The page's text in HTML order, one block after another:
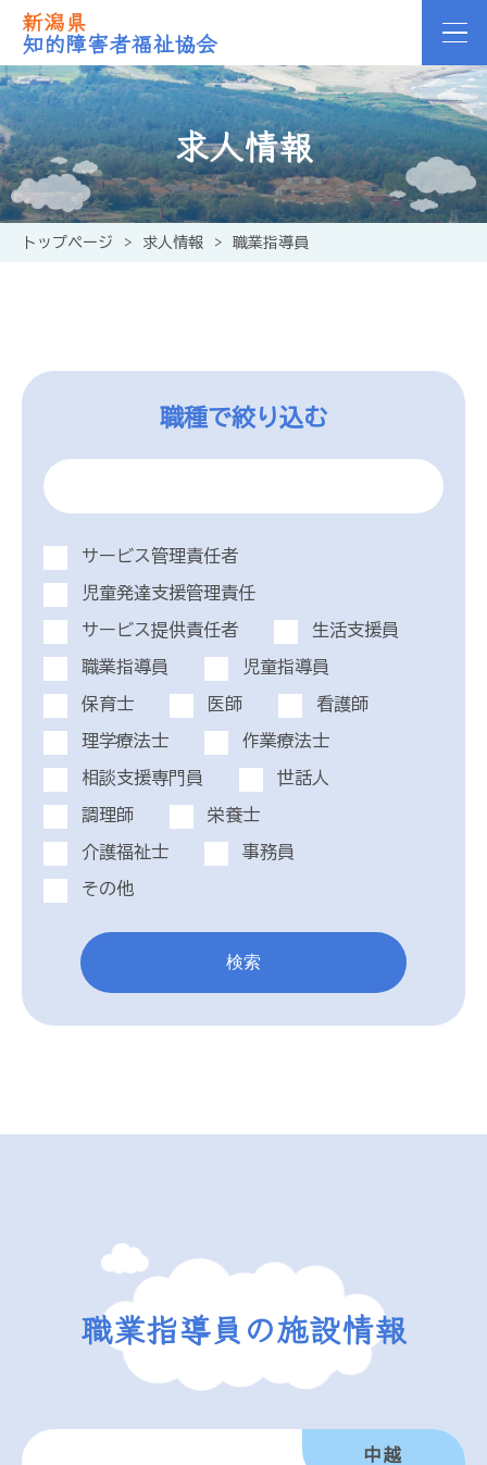
新潟県
知的障害者福祉協会
求人情報
トップページ > 求人情報 > 職業指導員
職種で絞り込む
サービス管理責任者
児童発達支援管理責任
サービス提供責任者 生活支援員
職業指導員 児童指導員
保育士 医師 看護師
理学療法士 作業療法士
相談支援専門員 世話人
調理師 栄養士
介護福祉士 事務員
その他
検索
職業指導員の施設情報
中越